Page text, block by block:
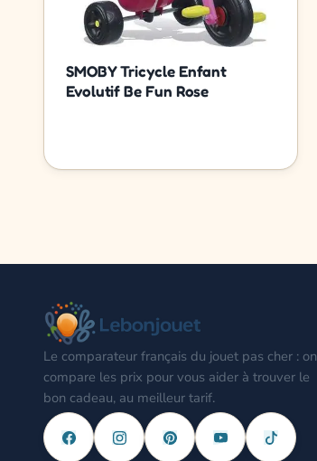
SMOBY Tricycle Enfant
Evolutif Be Fun Rose
Le comparateur français du jouet pas cher : on
compare les prix pour vous aider à trouver le
bon cadeau, au meilleur tarif.